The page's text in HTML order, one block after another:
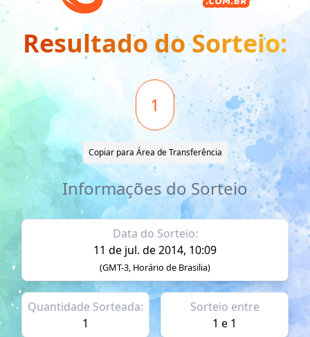
Resultado do Sorteio:
1
Copiar para Área de Transferência
Informações do Sorteio
Data do Sorteio:
11 de jul. de 2014, 10:09
(GMT-3, Horário de Brasilia)
Quantidade Sorteada:
1
Sorteio entre
1 e 1